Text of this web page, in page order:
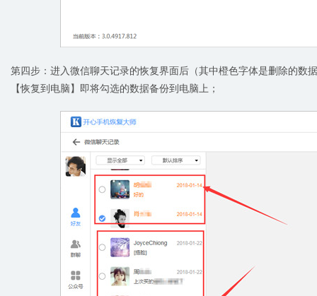
第四步：进入微信聊天记录的恢复界面后（其中橙色字体是删除的数
【恢复到电脑】即将勾选的数据备份到电脑上；